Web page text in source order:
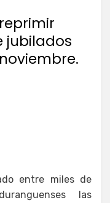
jubilados
entre miles de
las